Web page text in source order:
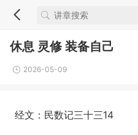
休息 灵修 装备自己
2026-05-09
经文：民数记三十三14